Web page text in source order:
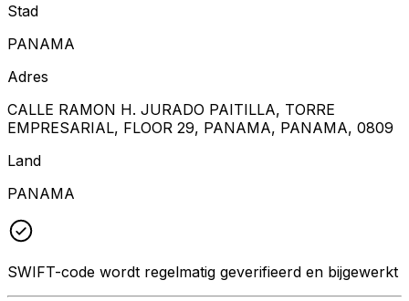
Stad
PANAMA
Adres
CALLE RAMON H. JURADO PAITILLA, TORRE
EMPRESARIAL, FLOOR 29, PANAMA, PANAMA, 0809
Land
PANAMA
SWIFT-code wordt regelmatig geverifieerd en bijgewerkt